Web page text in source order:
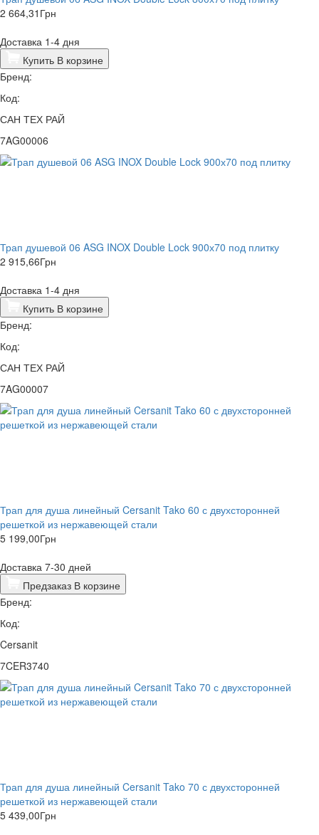
2 664,31 Грн
Доставка 1-4 дня
Купить В корзине
Бренд:
Код:
САН ТЕХ РАЙ
7AG00006
Трап душевой 06 ASG INOX Double Lock 900х70 под плитку
2 915,66Грн
Доставка 1-4 дня
Купить В корзине
Бренд:
Код:
САН ТЕХ РАЙ
7AG00007
Трап для душа линейный Cersanit Tako 60 с двухсторонней
решеткой из нержавеющей стали
5 199,00Грн
Доставка 7-30 дней
Предзаказ В корзине
Бренд:
Код:
Cersanit
7CER3740
Трап для душа линейный Cersanit Tako 70 с двухсторонней
решеткой из нержавеющей стали
5 439,00Грн